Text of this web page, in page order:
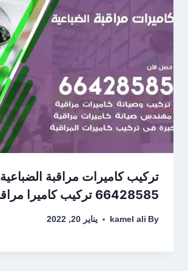
تركيب كاميرات مراقبة الضباعية
66428585 تركيب كاميرا مراقبه
By
kamel ali يناير 20, 2022